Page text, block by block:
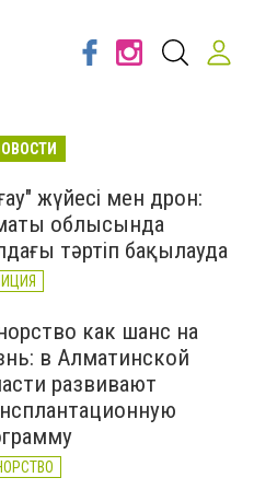
жүйесі мен дрон:
облысында
тәртіп бақылауда
как шанс на
в Алматинской
развивают